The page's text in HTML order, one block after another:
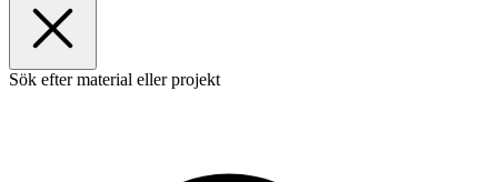
Sök efter material eller projekt